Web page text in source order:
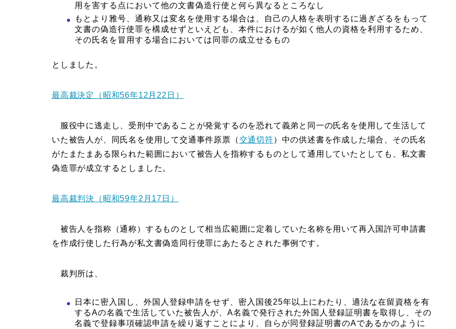
用を害する点において他の文書偽造行使と何ら異なるところなし
もとより雅号、通称又は変名を使用する場合は、自己の人格を表明するに過ぎざるをもって
文書の偽造行使罪を構成せずといえども、本件におけるが如く他人の資格を利用するため、
その氏名を冒用する場合においては同罪の成立せるもの
としました。
最高裁決定（昭和56年12月22日）
服役中に逃走し、受刑中であることが発覚するのを恐れて義弟と同一の氏名を使用して生活して
いた被告人が、同氏名を使用して交通事件原票（交通切符）中の供述書を作成した場合、その氏名
がたまたまある限られた範囲において被告人を指称するものとして通用していたとしても、私文書
偽造罪が成立するとしました。
最高裁判決（昭和59年2月17日）
被告人を指称（通称）するものとして相当広範囲に定着していた名称を用いて再入国許可申請書
を作成行使した行為が私文書偽造同行使罪にあたるとされた事例です。
裁判所は、
日本に密入国し、外国人登録申請をせず、密入国後25年以上にわたり、適法な在留資格を有
するAの名義で生活していた被告人が、A名義で発行された外国人登録証明書を取得し、その
名義で登録事項確認申請を繰り返すことにより、自らが同登録証明書のAであるかのように